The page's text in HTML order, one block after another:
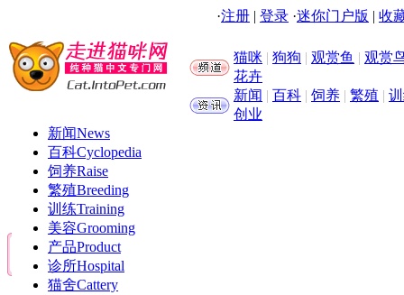
·注册 | 登录 ·迷你门户版 | 收
猫咪 | 狗狗 | 观赏鱼 | 观赏
花卉
新闻 | 百科 | 饲养 | 繁殖 |
创业
新闻News
百科Cyclopedia
饲养Raise
繁殖Breeding
训练Training
美容Grooming
产品Product
诊所Hospital
猫舍Cattery